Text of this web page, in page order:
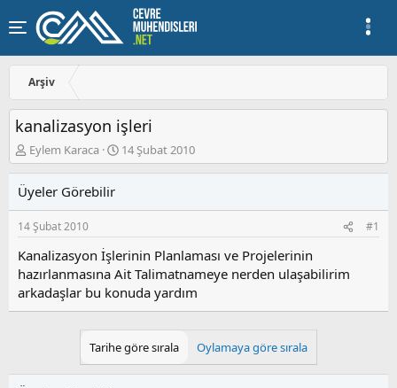
Arşiv
kanalizasyon işleri
K
o
u
y
u
a
ş
l
a
Eylem Karaca
B
a
a
ı
ç
t
a
h
i
14 Şubat 2010
Üyeler Görebilir
14 Şubat 2010 #1
Kanalizasyon İşlerinin Planlaması ve Projelerinin
hazırlanmasına Ait Talimatnameye nerden ulaşabilirim
arkadaşlar bu konuda yardım
Tarihe göre sırala Oylamaya göre sırala